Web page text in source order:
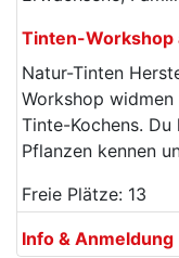
Tinten-Workshop
Natur-Tinten
Workshop
Tinte-Kochens.
Pflanzen kennen
Freie Plätze: 13
Info & Anmeldung